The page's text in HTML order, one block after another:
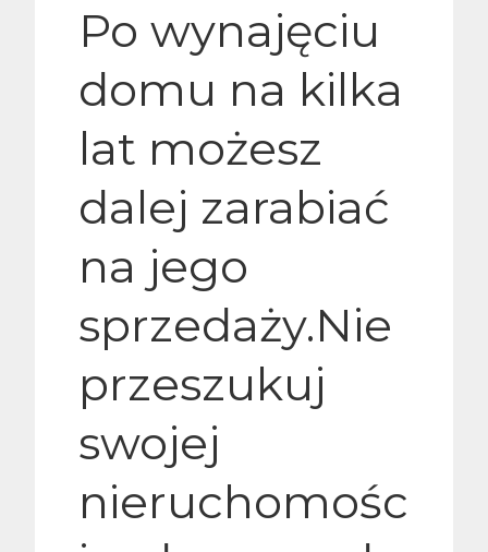
Po wynajęciu
domu na kilka
lat możesz
dalej zarabiać
na jego
sprzedaży.Nie
przeszukuj
swojej
nieruchomośc